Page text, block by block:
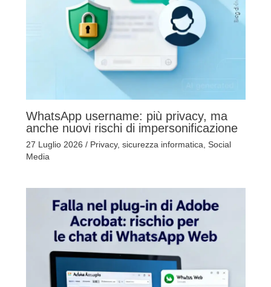
WhatsApp username: più privacy, ma
anche nuovi rischi di impersonificazione
27 Luglio 2026 / Privacy, sicurezza informatica
Social
Media